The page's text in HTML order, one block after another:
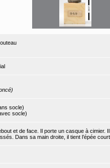
socle)
socle)
et de face. Il porte un casque à cimier.
Dans sa main droite, il tient l’épée